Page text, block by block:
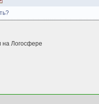
на Логосфере